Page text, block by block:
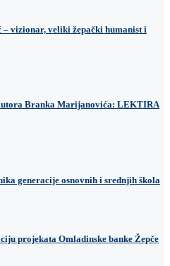
vizionar, veliki žepački humanist i
Branka Marijanovića: LEKTIRA
generacije osnovnih i srednjih škola
projekata Omladinske banke Žepče